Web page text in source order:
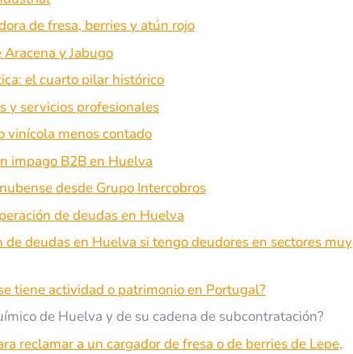
de fresa, berries y atún rojo
y Jabugo
el cuarto pilar histórico
y servicios profesionales
vinícola menos contado
impago B2B en Huelva
desde Grupo Intercobros
de deudas en Huelva
de deudas en Huelva si tengo deudores en sectores muy
tiene actividad o patrimonio en Portugal?
de Huelva y de su cadena de subcontratación?
reclamar a un cargador de fresa o de berries de Lepe,